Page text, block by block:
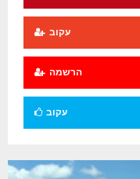
עקוב
הרשמה
עקוב